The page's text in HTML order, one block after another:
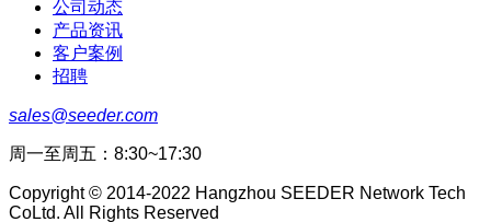
公司动态
产品资讯
客户案例
招聘
sales@seeder.com
周一至周五：8:30~17:30
Copyright © 2014-2022 Hangzhou SEEDER Network Tech
CoLtd. All Rights Reserved